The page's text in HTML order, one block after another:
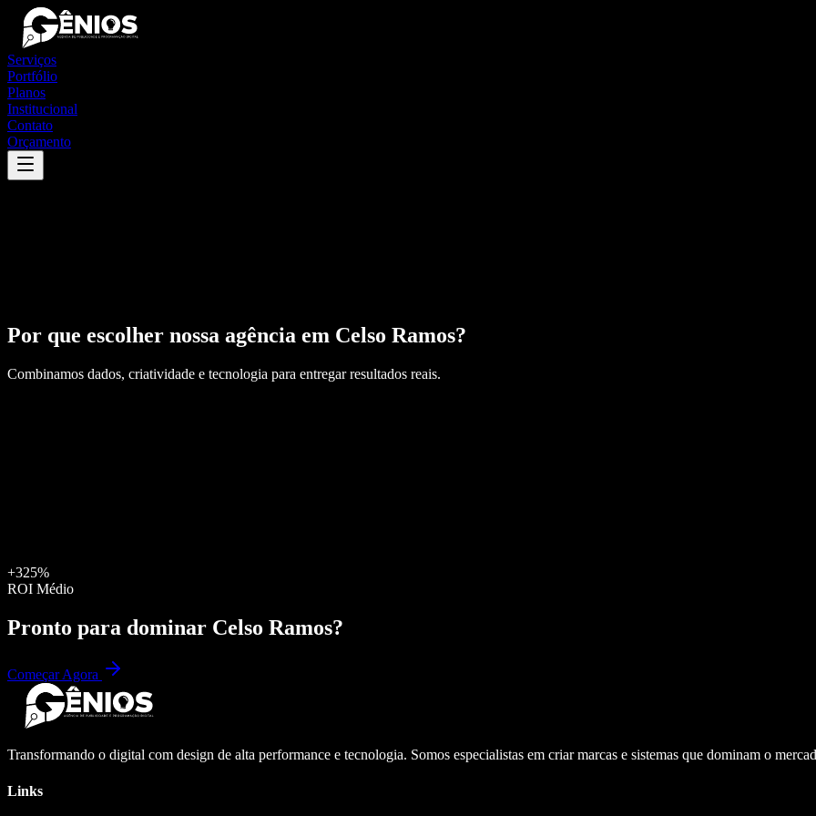
Serviços
Portfólio
Planos
Institucional
Contato
Orçamento
Por que escolher nossa agência em Celso Ramos?
Combinamos dados, criatividade e tecnologia para entregar resultados reais.
+325%
ROI Médio
Pronto para dominar Celso Ramos?
Começar Agora
Transformando o digital com design de alta performance e tecnologia. Somos especialistas em criar marcas e sistemas que dominam o
Links